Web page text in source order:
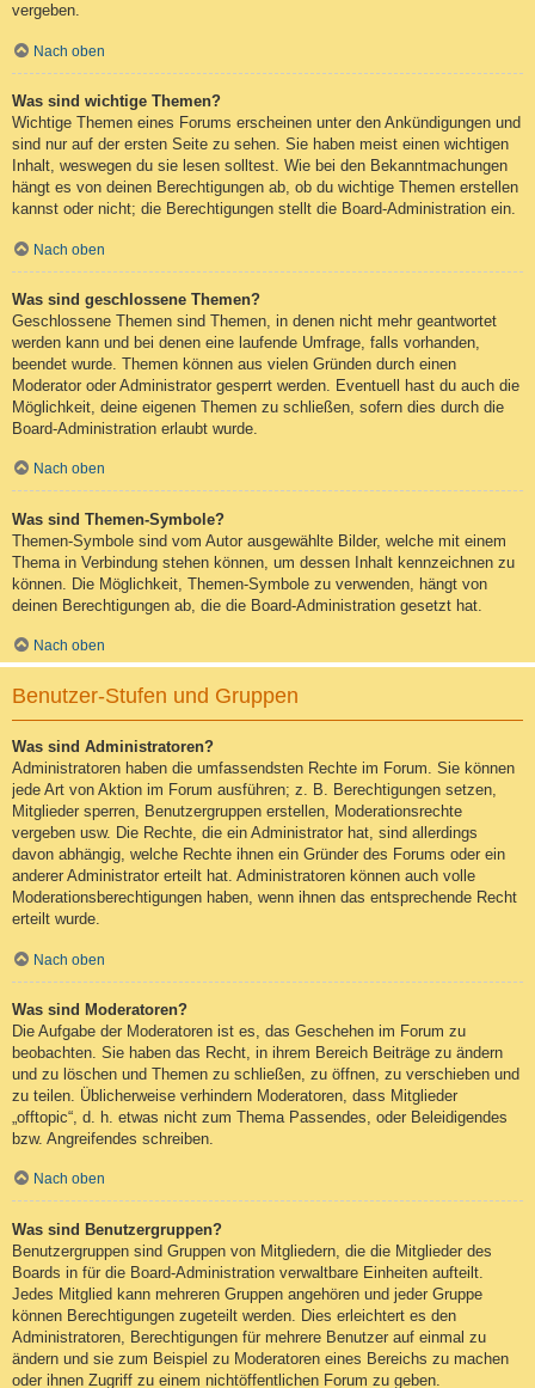
vergeben.
Nach oben
Was sind wichtige Themen?
Wichtige Themen eines Forums erscheinen unter den Ankündigungen und
sind nur auf der ersten Seite zu sehen. Sie haben meist einen wichtigen
Inhalt, weswegen du sie lesen solltest. Wie bei den Bekanntmachungen
hängt es von deinen Berechtigungen ab, ob du wichtige Themen erstellen
kannst oder nicht; die Berechtigungen stellt die Board-Administration ein.
Nach oben
Was sind geschlossene Themen?
Geschlossene Themen sind Themen, in denen nicht mehr geantwortet
werden kann und bei denen eine laufende Umfrage, falls vorhanden,
beendet wurde. Themen können aus vielen Gründen durch einen
Moderator oder Administrator gesperrt werden. Eventuell hast du auch die
Möglichkeit, deine eigenen Themen zu schließen, sofern dies durch die
Board-Administration erlaubt wurde.
Nach oben
Was sind Themen-Symbole?
Themen-Symbole sind vom Autor ausgewählte Bilder, welche mit einem
Thema in Verbindung stehen können, um dessen Inhalt kennzeichnen zu
können. Die Möglichkeit, Themen-Symbole zu verwenden, hängt von
deinen Berechtigungen ab, die die Board-Administration gesetzt hat.
Nach oben
Benutzer-Stufen und Gruppen
Was sind Administratoren?
Administratoren haben die umfassendsten Rechte im Forum. Sie können
jede Art von Aktion im Forum ausführen; z. B. Berechtigungen setzen,
Mitglieder sperren, Benutzergruppen erstellen, Moderationsrechte
vergeben usw. Die Rechte, die ein Administrator hat, sind allerdings
davon abhängig, welche Rechte ihnen ein Gründer des Forums oder ein
anderer Administrator erteilt hat. Administratoren können auch volle
Moderationsberechtigungen haben, wenn ihnen das entsprechende Recht
erteilt wurde.
Nach oben
Was sind Moderatoren?
Die Aufgabe der Moderatoren ist es, das Geschehen im Forum zu
beobachten. Sie haben das Recht, in ihrem Bereich Beiträge zu ändern
und zu löschen und Themen zu schließen, zu öffnen, zu verschieben und
zu teilen. Üblicherweise verhindern Moderatoren, dass Mitglieder
„offtopic“, d. h. etwas nicht zum Thema Passendes, oder Beleidigendes
bzw. Angreifendes schreiben.
Nach oben
Was sind Benutzergruppen?
Benutzergruppen sind Gruppen von Mitgliedern, die die Mitglieder des
Boards in für die Board-Administration verwaltbare Einheiten aufteilt.
Jedes Mitglied kann mehreren Gruppen angehören und jeder Gruppe
können Berechtigungen zugeteilt werden. Dies erleichtert es den
Administratoren, Berechtigungen für mehrere Benutzer auf einmal zu
ändern und sie zum Beispiel zu Moderatoren eines Bereichs zu machen
oder ihnen Zugriff zu einem nichtöffentlichen Forum zu geben.